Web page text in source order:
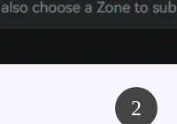
2